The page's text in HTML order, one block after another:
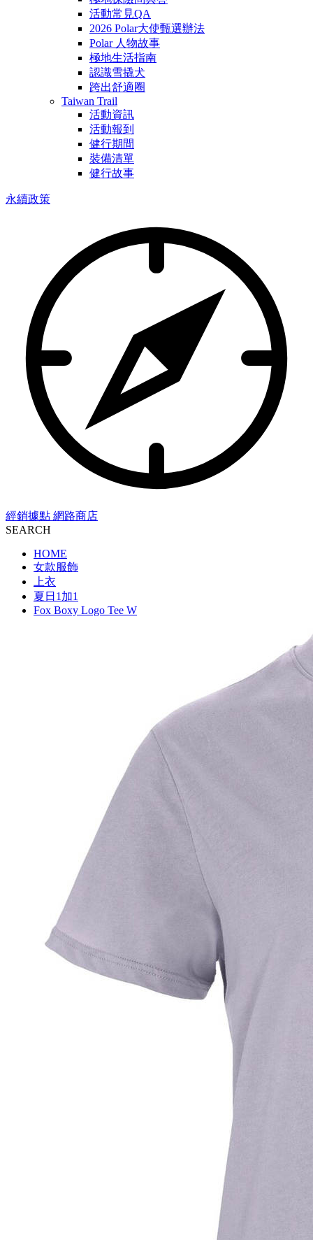
活動常見QA
2026 Polar大使甄選辦法
Polar 人物故事
極地生活指南
認識雪撬犬
跨出舒適圈
Taiwan Trail
活動資訊
活動報到
健行期間
裝備清單
健行故事
永續政策
經銷據點 網路商店
SEARCH
HOME
女款服飾
上衣
夏日1加1
Fox Boxy Logo Tee W